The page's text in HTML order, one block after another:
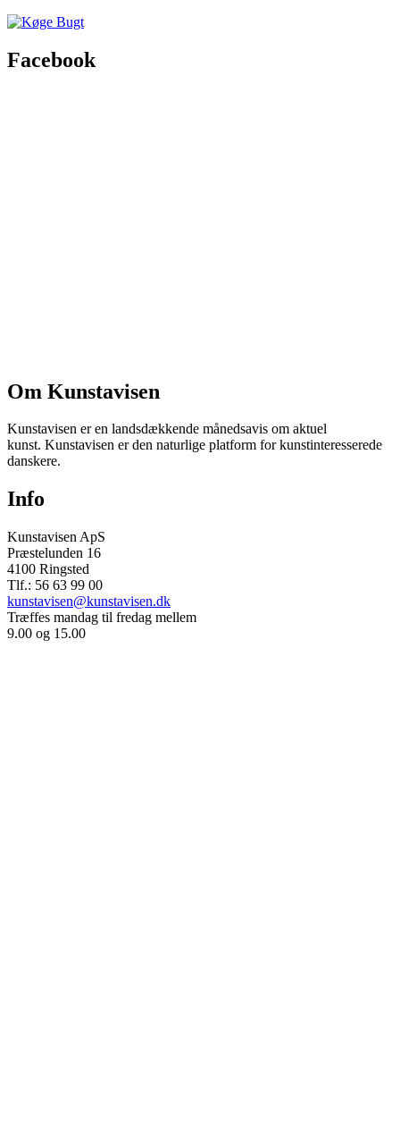
Facebook
Om Kunstavisen
Kunstavisen er en landsdækkende månedsavis om aktuel
kunst. Kunstavisen er den naturlige platform for kunstinteresserede
danskere.
Info
Kunstavisen ApS
Præstelunden 16
4100 Ringsted
Tlf.: 56 63 99 00
kunstavisen@kunstavisen.dk
Træffes mandag til fredag mellem
9.00 og 15.00